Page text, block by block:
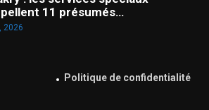
11 présumés…
2026
Politique de confidentialité